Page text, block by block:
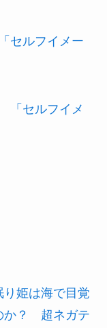
セルフイメー
セルフイメ
り姫は海で目覚
か？ 超ネガテ